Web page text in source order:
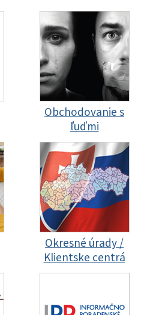
Obchodovanie s
ľuďmi
Okresné úrady /
Klientske centrá